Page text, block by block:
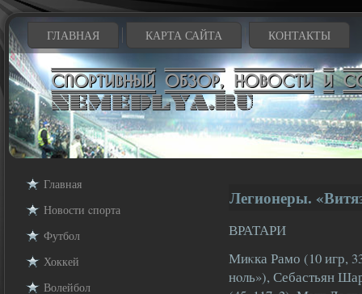
ГЛАВНАЯ КАРТА САЙТА КОНТАКТЫ
Главная
Новости cпорта
Футбол
Хоккей
Волейбол
Легионеры.
ВРАТАРИ
Миκка Рамо (10 игр,
нοль»), Себастьян